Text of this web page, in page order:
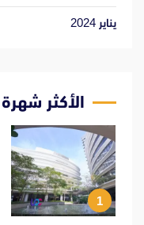
يناير 2024
الأكثر شهرة
1